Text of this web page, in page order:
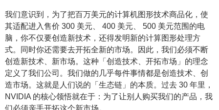
我们意识到，为了把百万美元的计算机图形技术商品化，使
其适配进入售价 300 美元、 400 美元、 500 美元范围的电
脑，你不仅要创造新技术，还得发明新的计算图形处理方
式。同时你还需要去开拓全新的市场。因此，我们必须不断
创造新技术、新市场。这种「创造技术、开拓市场」的理念
定义了我们公司。我们做的几乎每件事情都是创造技术、创
造市场。这就是人们说的「生态链」的本质。过去 30 年里，
NVIDIA 的核心领悟就在于：为了让别人购买我们的产品，我
们必须亲手开拓这个新市场。